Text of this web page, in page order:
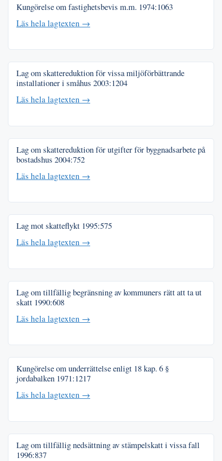
Kungörelse om fastighetsbevis m.m. 1974:1063
Läs hela lagtexten →
Lag om skattereduktion för vissa miljöförbättrande
installationer i småhus 2003:1204
Läs hela lagtexten →
Lag om skattereduktion för utgifter för byggnadsarbete på
bostadshus 2004:752
Läs hela lagtexten →
Lag mot skatteflykt 1995:575
Läs hela lagtexten →
Lag om tillfällig begränsning av kommuners rätt att ta ut
skatt 1990:608
Läs hela lagtexten →
Kungörelse om underrättelse enligt 18 kap. 6 §
jordabalken 1971:1217
Läs hela lagtexten →
Lag om tillfällig nedsättning av stämpelskatt i vissa fall
1996:837